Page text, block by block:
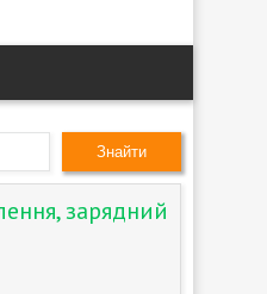
Знайти
зарядний